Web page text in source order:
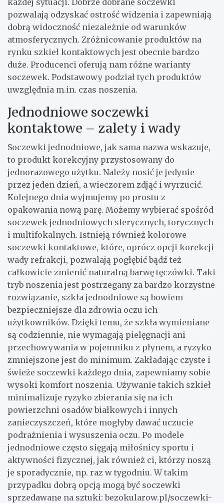
pozwalają odzyskać ostrość widzenia i zapewniają
dobrą widoczność niezależnie od warunków
atmosferycznych. Zróżnicowanie produktów na
rynku szkieł kontaktowych jest obecnie bardzo
duże. Producenci oferują nam różne warianty
soczewek. Podstawowy podział tych produktów
uwzględnia m.in. czas noszenia.
Jednodniowe soczewki
kontaktowe – zalety i wady
Soczewki jednodniowe, jak sama nazwa wskazuje,
to produkt korekcyjny przystosowany do
jednorazowego użytku. Należy nosić je jedynie
przez jeden dzień, a wieczorem zdjąć i wyrzucić.
Kolejnego dnia wyjmujemy po prostu z
opakowania nową parę. Możemy wybierać spośród
soczewek jednodniowych sferycznych, torycznych
i multifokalnych. Istnieją również kolorowe
soczewki kontaktowe, które, oprócz opcji korekcji
wady refrakcji, pozwalają pogłębić bądź też
całkowicie zmienić naturalną barwę tęczówki. Taki
tryb noszenia jest postrzegany za bardzo korzystne
rozwiązanie, szkła jednodniowe są bowiem
bezpieczniejsze dla zdrowia oczu ich
użytkowników. Dzięki temu, że szkła wymieniane
są codziennie, nie wymagają pielęgnacji ani
przechowywania w pojemniku z płynem, a ryzyko
zmniejszone jest do minimum. Zakładając czyste i
świeże soczewki każdego dnia, zapewniamy sobie
wysoki komfort noszenia. Używanie takich szkieł
minimalizuje ryzyko zbierania się na ich
powierzchni osadów białkowych i innych
zanieczyszczeń, które mogłyby dawać uczucie
podrażnienia i wysuszenia oczu. Po modele
jednodniowe często sięgają miłośnicy sportu i
aktywności fizycznej, jak również ci, którzy noszą
je sporadycznie, np. raz w tygodniu. W takim
przypadku dobrą opcją mogą być soczewki
sprzedawane na sztuki: bezokularow.pl/soczewki-